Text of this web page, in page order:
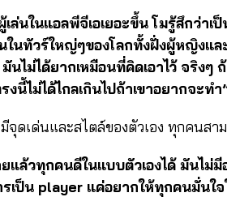
ล่นในแอลพีจีเอเยอะขึ้น โมรู้สึกว่าเ
ในทัวร์ใหญ่ๆของโลกทั้งฝั่งผู้หญิงแ
ไม่ได้ยากเหมือนที่คิดเอาไว้ จริงๆ
นี้ไม่ได้ไกลเกินไปถ้าเขาอยากจะทำ
ดเด่นและสไตล์ของตัวเอง ทุกคนสา
แล้วทุกคนดีในแบบตัวเองได้ มันไม่มี
เป็น player แค่อยากให้ทุกคนมั่นใจ